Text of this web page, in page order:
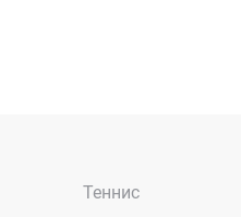
Теннис